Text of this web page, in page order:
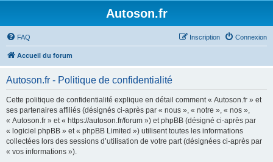
Autoson.fr
FAQ Connexion
Inscription
Accueil du forum
Autoson.fr - Politique de confidentialité
Cette politique de confidentialité explique en détail comment « Autoson.fr » et
ses partenaires affiliés (désignés ci-après par « nous », « notre », « nos »,
« Autoson.fr » et « https://autoson.fr/forum ») et phpBB (désigné ci-après par
« logiciel phpBB » et « phpBB Limited ») utilisent toutes les informations
collectées lors des sessions d’utilisation de votre part (désignées ci-après par
« vos informations »).